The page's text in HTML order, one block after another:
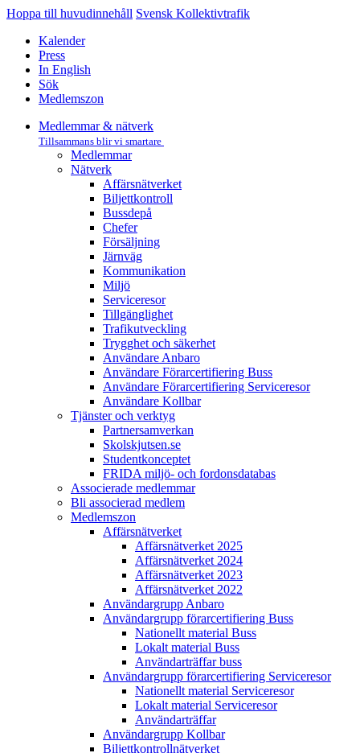
Hoppa till huvudinnehåll Svensk Kollektivtrafik
Kalender
Press
In English
Sök
Medlemszon
Medlemmar & nätverk
Tillsammans blir vi smartare
Medlemmar
Nätverk
Affärs­nätverket
Biljettkontroll­
Bussdepå­
Chefer
Försäljning
Järnväg
Kommunikation
Miljö­
Serviceresor
Tillgänglighet
Trafikutveckling
Trygghet och säkerhet
Användare Anbaro
Användare Förarcertifiering Buss
Användare Förarcertifiering Serviceresor
Användare Koll­bar
Tjänster och verktyg
Partner­samverkan
Skolskjutsen.se
Studentkonceptet
FRIDA miljö- och fordonsdatabas
Associerade medlemmar
Bli associerad medlem
Medlemszon
Affärs­nätverket
Affärs­nätverket 2025
Affärs­nätverket 2024
Affärs­nätverket 2023
Affärs­nätverket 2022
Användargrupp Anbaro
Användargrupp förarcertifiering Buss
Nationellt material Buss
Lokalt material Buss
Användarträffar buss
Användargrupp förarcertifiering Serviceresor
Nationellt material Serviceresor
Lokalt material Serviceresor
Användarträffar
Användargrupp Kollbar
Biljettkontroll­nätverket